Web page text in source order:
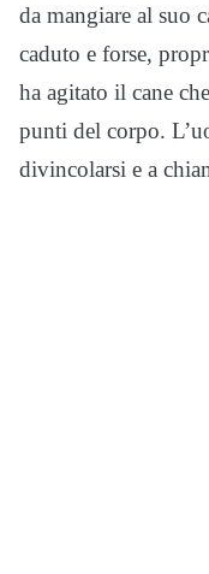
da mangiare al suo
caduto e forse,
ha agitato il cane
punti del corpo.
divincolarsi e a